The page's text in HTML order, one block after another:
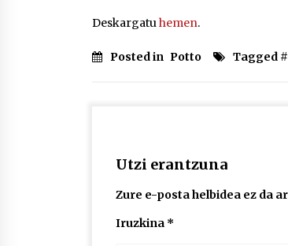
Deskargatuhemen.
Posted in Potto Tagged #
Utzi erantzuna
Zure e-posta helbidea ez da
Iruzkina *